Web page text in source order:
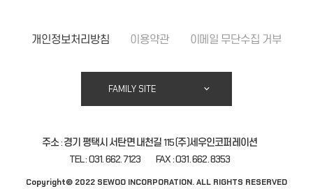
개인정보처리방침 이용약관 이메일 무단수집 거부
주소 : 경기 평택시 서탄면 내천길 115 (주)세우인코퍼레이션
TEL : 031. 662. 7123
FAX : 031. 662. 8353
Copyright© 2022 SEWOO INCORPORATION. ALL RIGHTS RESERVED
FAMILY SITE